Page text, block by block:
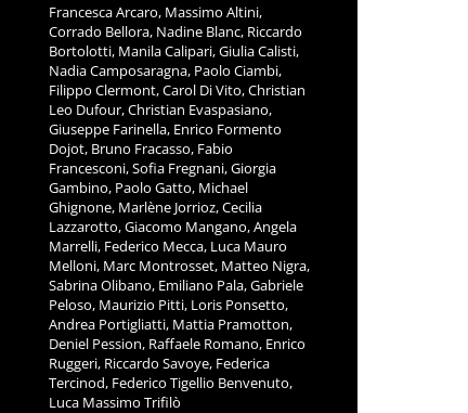
Francesca Arcaro, Massimo Altini,
Corrado Bellora, Nadine Blanc, Riccardo
Bortolotti, Manila Calipari, Giulia Calisti,
Nadia Camposaragna, Paolo Ciambi,
Filippo Clermont, Carol Di Vito, Christian
Leo Dufour, Christian Evaspasiano,
Giuseppe Farinella, Enrico Formento
Dojot, Bruno Fracasso, Fabio
Francesconi, Sofia Fregnani, Giorgia
Gambino, Paolo Gatto, Michael
Ghignone, Marlène Jorrioz, Cecilia
Lazzarotto, Giacomo Mangano, Angela
Marrelli, Federico Mecca, Luca Mauro
Melloni, Marc Montrosset, Matteo Nigra,
Sabrina Olibano, Emiliano Pala, Gabriele
Peloso, Maurizio Pitti, Loris Ponsetto,
Andrea Portigliatti, Mattia Pramotton,
Deniel Pession, Raffaele Romano, Enrico
Ruggeri, Riccardo Savoye, Federica
Tercinod, Federico Tigellio Benvenuto,
Luca Massimo Trifilò